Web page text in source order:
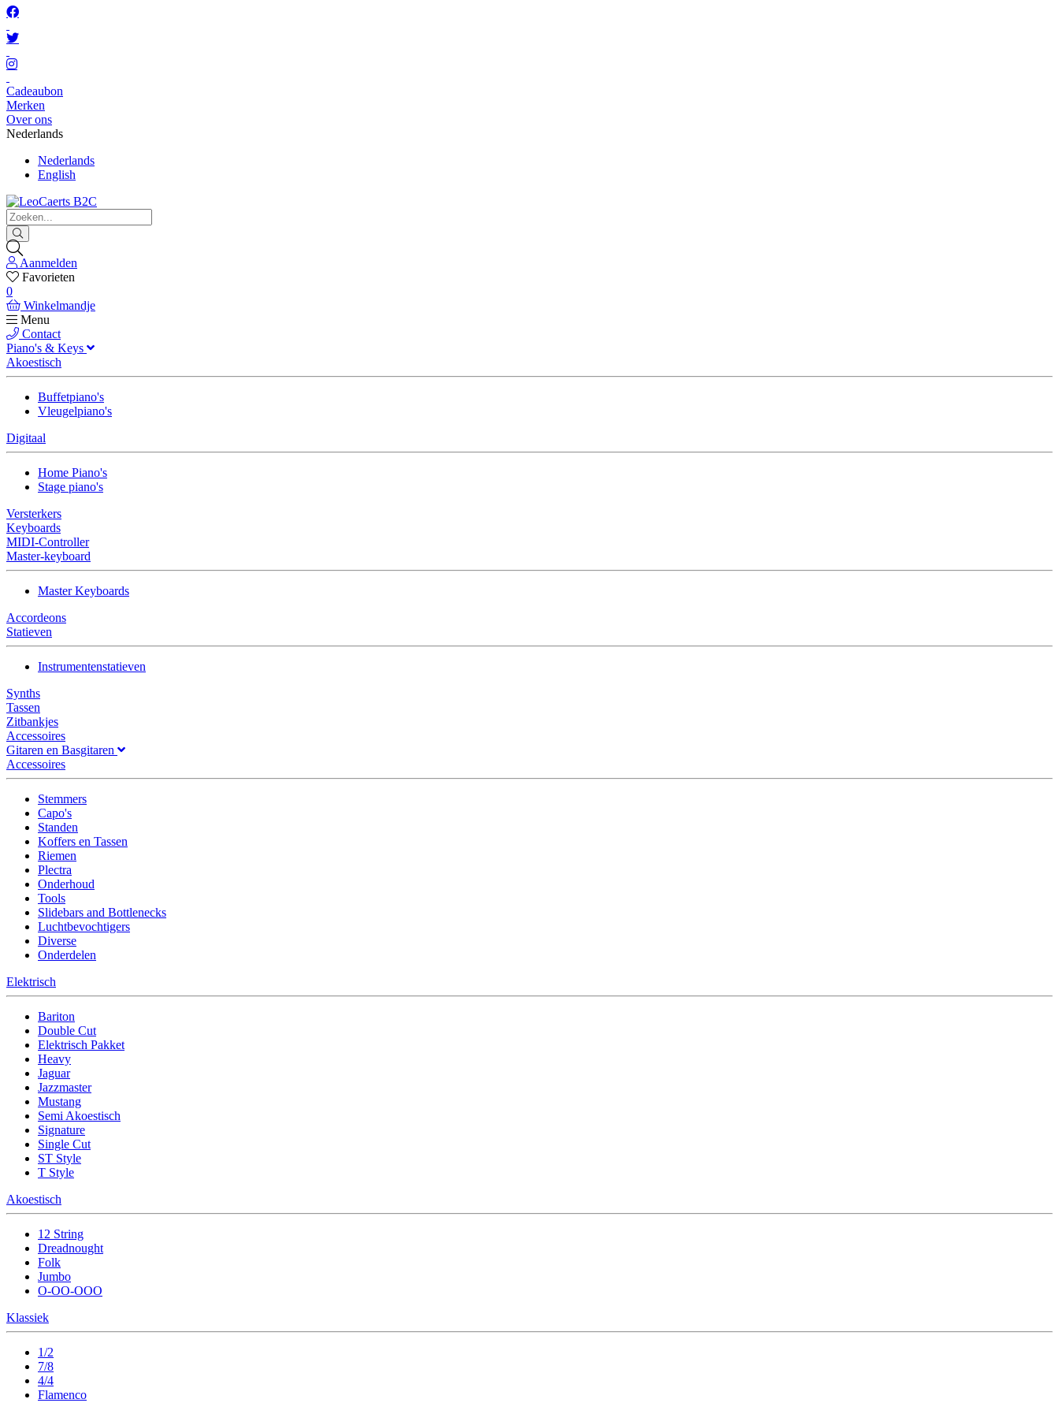
Cadeaubon
Merken
Over ons
Nederlands
Nederlands
English
Aanmelden
Favorieten
0
Winkelmandje
Menu
Contact
Piano's & Keys
Akoestisch
Buffetpiano's
Vleugelpiano's
Digitaal
Home Piano's
Stage piano's
Versterkers
Keyboards
MIDI-Controller
Master-keyboard
Master Keyboards
Accordeons
Statieven
Instrumentenstatieven
Synths
Tassen
Zitbankjes
Accessoires
Gitaren en Basgitaren
Accessoires
Stemmers
Capo's
Standen
Koffers en Tassen
Riemen
Plectra
Onderhoud
Tools
Slidebars and Bottlenecks
Luchtbevochtigers
Diverse
Onderdelen
Elektrisch
Bariton
Double Cut
Elektrisch Pakket
Heavy
Jaguar
Jazzmaster
Mustang
Semi Akoestisch
Signature
Single Cut
ST Style
T Style
Akoestisch
12 String
Dreadnought
Folk
Jumbo
O-OO-OOO
Klassiek
1/2
7/8
4/4
Flamenco